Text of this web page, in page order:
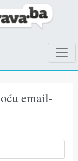
email-